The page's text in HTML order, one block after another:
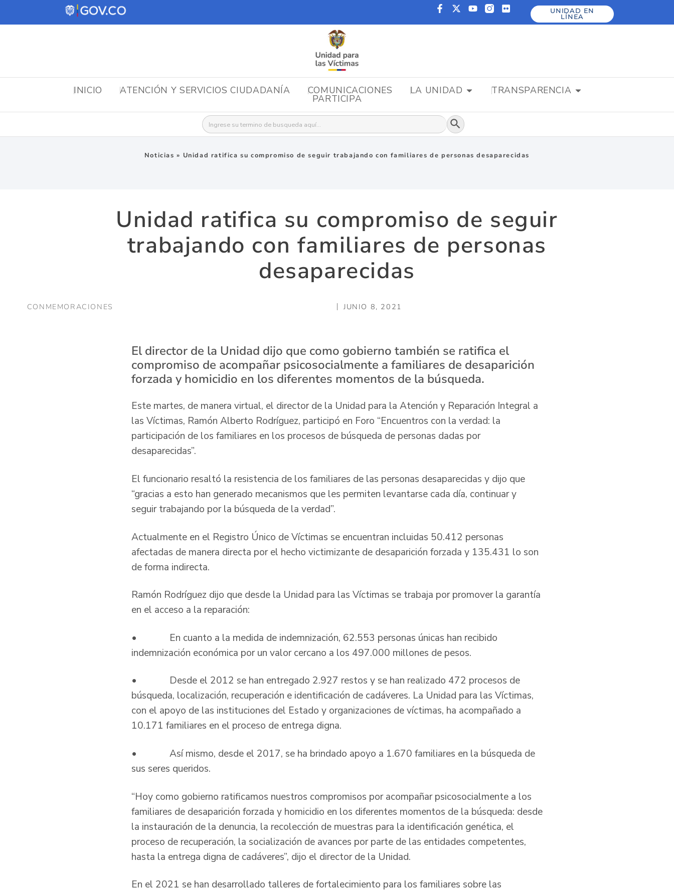
UNIDAD EN
LÍNEA
INICIO ATENCIÓN Y SERVICIOS CIUDADANÍA COMUNICACIONES LA UNIDAD TRANSPARENCIA
PARTICIPA
Buscar: Botón de búsqueda
Noticias » Unidad ratifica su compromiso de seguir trabajando con familiares de personas desaparecidas
Unidad ratifica su compromiso de seguir
trabajando con familiares de personas
desaparecidas
CONMEMORACIONES JUNIO 8, 2021
El director de la Unidad dijo que como gobierno también se ratifica el
compromiso de acompañar psicosocialmente a familiares de desaparición
forzada y homicidio en los diferentes momentos de la búsqueda.
Este martes, de manera virtual, el director de la Unidad para la Atención y Reparación Integral a
las Víctimas, Ramón Alberto Rodríguez, participó en Foro “Encuentros con la verdad: la
participación de los familiares en los procesos de búsqueda de personas dadas por
desaparecidas”.
El funcionario resaltó la resistencia de los familiares de las personas desaparecidas y dijo que
“gracias a esto han generado mecanismos que les permiten levantarse cada día, continuar y
seguir trabajando por la búsqueda de la verdad”.
Actualmente en el Registro Único de Víctimas se encuentran incluidas 50.412 personas
afectadas de manera directa por el hecho victimizante de desaparición forzada y 135.431 lo son
de forma indirecta.
Ramón Rodríguez dijo que desde la Unidad para las Víctimas se trabaja por promover la garantía
en el acceso a la reparación:
• En cuanto a la medida de indemnización, 62.553 personas únicas han recibido
indemnización económica por un valor cercano a los 497.000 millones de pesos.
• Desde el 2012 se han entregado 2.927 restos y se han realizado 472 procesos de
búsqueda, localización, recuperación e identificación de cadáveres. La Unidad para las Víctimas,
con el apoyo de las instituciones del Estado y organizaciones de víctimas, ha acompañado a
10.171 familiares en el proceso de entrega digna.
• Así mismo, desde el 2017, se ha brindado apoyo a 1.670 familiares en la búsqueda de
sus seres queridos.
“Hoy como gobierno ratificamos nuestros compromisos por acompañar psicosocialmente a los
familiares de desaparición forzada y homicidio en los diferentes momentos de la búsqueda: desde
la instauración de la denuncia, la recolección de muestras para la identificación genética, el
proceso de recuperación, la socialización de avances por parte de las entidades competentes,
hasta la entrega digna de cadáveres”, dijo el director de la Unidad.
En el 2021 se han desarrollado talleres de fortalecimiento para los familiares sobre las